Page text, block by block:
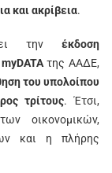
και ακρίβεια.
την έκδοση
της ΑΑΔΕ,
του υπολοίπου
τρίτους. Έτσι,
οικονομικών,
και η πλήρης